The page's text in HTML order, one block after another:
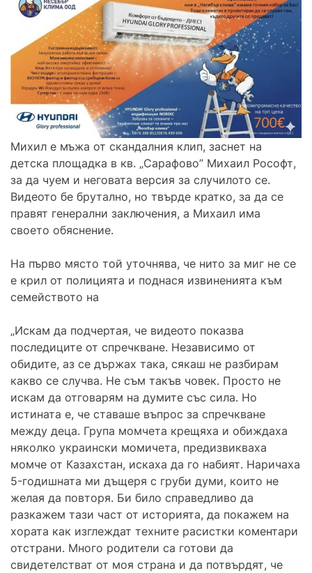
Михил е мъжа от скандалния клип, заснет на
детска площадка в кв. „Сарафово” Михаил Рософт,
за да чуем и неговата версия за случилото се.
Видеото бе брутално, но твърде кратко, за да се
правят генерални заключения, а Михаил има
своето обяснение.
На първо място той уточнява, че нито за миг не се
е крил от полицията и поднася извиненията към
семейството на
„Искам да подчертая, че видеото показва
последиците от спречкване. Независимо от
обидите, аз се държах така, сякаш не разбирам
какво се случва. Не съм такъв човек. Просто не
искам да отговарям на думите със сила. Но
истината е, че ставаше въпрос за спречкване
между деца. Група момчета крещяха и обиждаха
няколко украински момичета, предизвикваха
момче от Казахстан, искаха да го набият. Наричаха
5-годишната ми дъщеря с груби думи, които не
желая да повторя. Би било справедливо да
разкажем тази част от историята, да покажем на
хората как изглеждат техните расистки коментари
отстрани. Много родители са готови да
свидетелстват от моя страна и да потвърдят, че